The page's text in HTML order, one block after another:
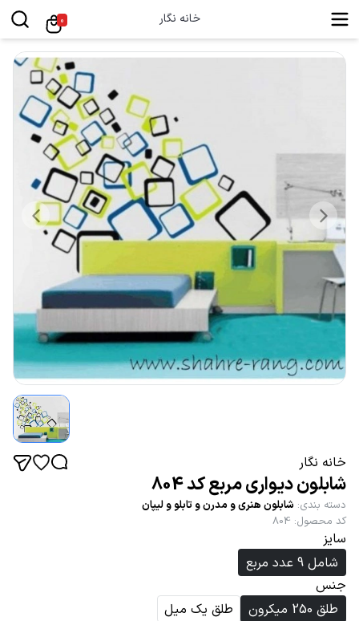
خانه نگار 0
خانه نگار
شابلون دیواری مربع کد 804
دسته بندی: شابلون هنری و مدرن و تابلو و لیپان
کد محصول:
804
سایز
شامل 9 عدد مربع
جنس
طلق 250 میکرون
طلق یک میل